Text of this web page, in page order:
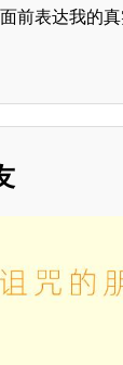
前表达我的